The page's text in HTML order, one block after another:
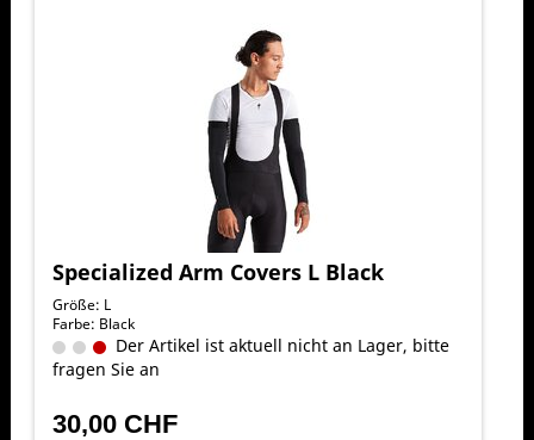
Specialized Arm Covers L Black
Größe: L
Farbe: Black
Der Artikel ist aktuell nicht an Lager, bitte
fragen Sie an
30,00 CHF